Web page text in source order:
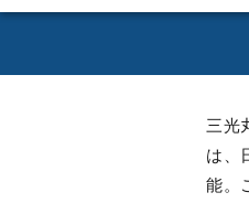
三光
は、
能。